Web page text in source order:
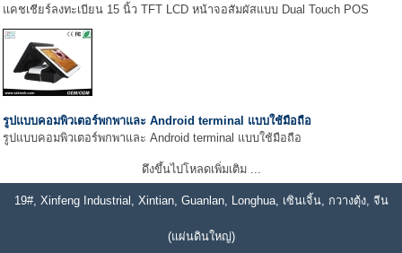
แคชเชียร์ลงทะเบียน 15 นิ้ว TFT LCD หน้าจอสัมผัสแบบ Dual Touch POS
รูปแบบคอมพิวเตอร์พกพาและ Android terminal แบบใช้มือถือ
รูปแบบคอมพิวเตอร์พกพาและ Android terminal แบบใช้มือถือ
ดึงขึ้นไปโหลดเพิ่มเติม ...
19#, Xinfeng Industrial, Xintian, Guanlan, Longhua, เซินเจิ้น, กวางตุ้ง, จีน
(แผ่นดินใหญ่)